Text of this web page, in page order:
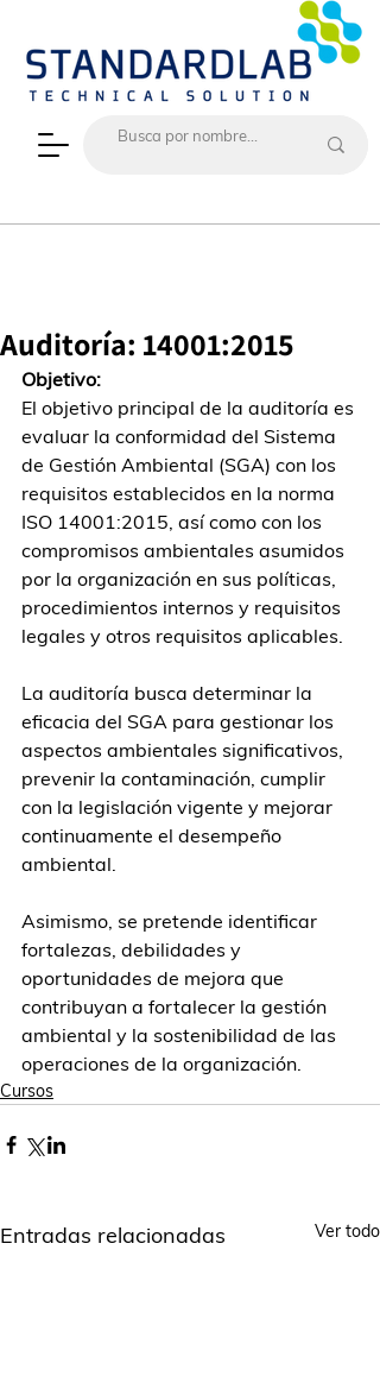
Auditoría: 14001:2015
Objetivo:
El objetivo principal de la auditoría es
evaluar la conformidad del Sistema
de Gestión Ambiental (SGA) con los
requisitos establecidos en la norma
ISO 14001:2015, así como con los
compromisos ambientales asumidos
por la organización en sus políticas,
procedimientos internos y requisitos
legales y otros requisitos aplicables.
La auditoría busca determinar la
eficacia del SGA para gestionar los
aspectos ambientales significativos,
prevenir la contaminación, cumplir
con la legislación vigente y mejorar
continuamente el desempeño
ambiental.
Asimismo, se pretende identificar
fortalezas, debilidades y
oportunidades de mejora que
contribuyan a fortalecer la gestión
ambiental y la sostenibilidad de las
operaciones de la organización.
Cursos
Entradas relacionadas Ver todo